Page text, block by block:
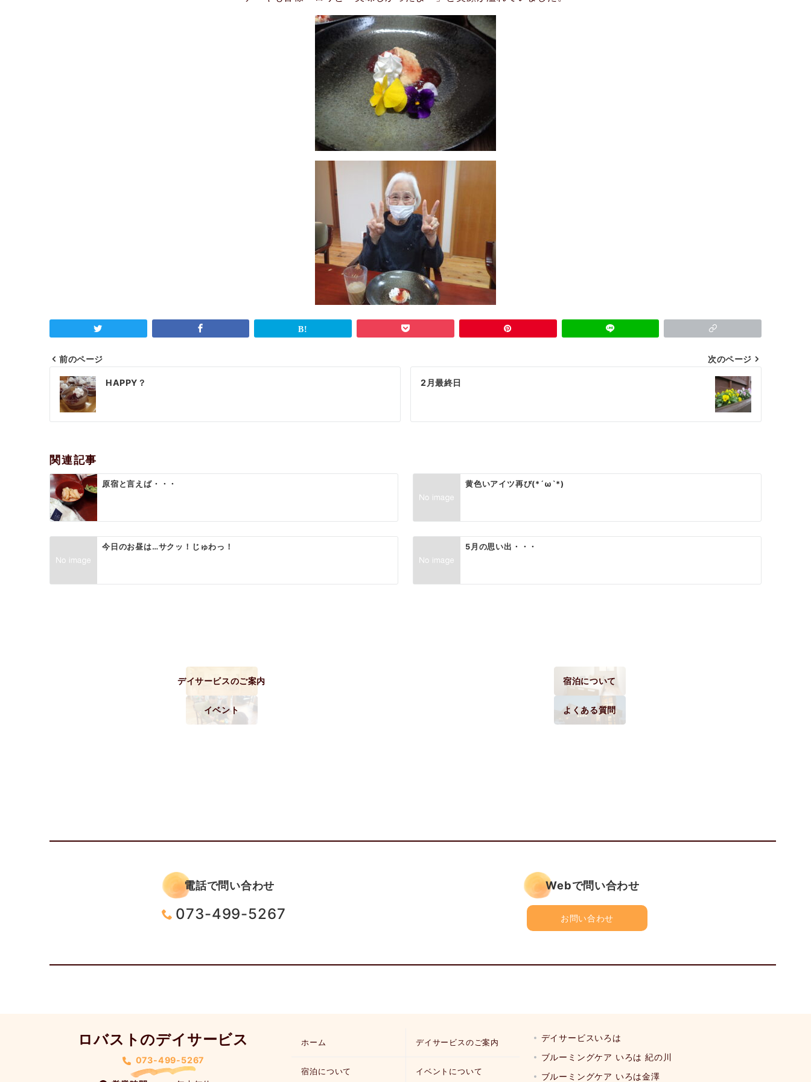
投
稿
ナ
ゲ
ー
シ
ョ
ン
前のページ
HAPPY？
次のページ
2月最終日
関連記事
原宿と言えば・・・ 黄色いアイツ再び(*´ω`*)
今日のお昼は…サクッ！じゅわっ！ 5月の思い出・・・
デイサービスのご案内 宿泊について
イベント よくある質問
電話で問い合わせ
073-499-5267
Webで問い合わせ
お問い合わせ
ロバストのデイサービス
073-499-5267
ホーム デイサービスのご案内
宿泊について イベントについて
デイサービスいろは
ブルーミングケア いろは 紀の川
ブルーミングケア いろは金澤